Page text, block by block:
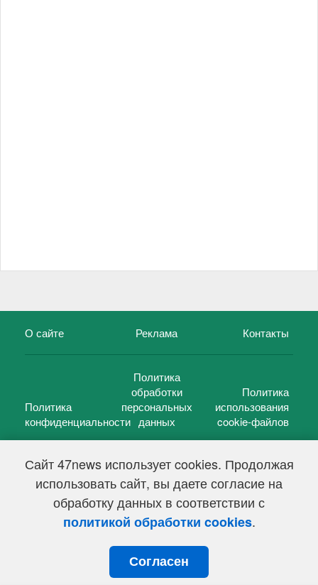
Сайт 47news использует cookies. Продолжая
использовать сайт, вы даете согласие на
обработку данных в соответствии с
политикой обработки cookies.
Согласен
О сайте Реклама Контакты
Политика
конфиденциальности
Политика
обработки
персональных
данных
Политика
использования
cookie-файлов
47 новостей (47 news)2005 — 2026 г.
Свидетельство о регистрации СМИ Эл № ФС 77-39848, выдано
Федеральной службой по надзору в сфере связи,
информационных технологий и массовых коммуникаций